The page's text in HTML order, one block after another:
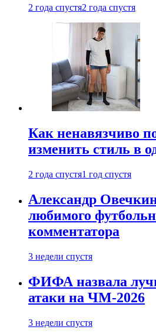
2 года спустя2 года спустя
Как ненавязчиво
изменить стиль в
2 года спустя1 год спустя
Александр
любимого
комментатора
3 недели спустя
ФИФА назвала
атаки на ЧМ-2026
3 недели спустя